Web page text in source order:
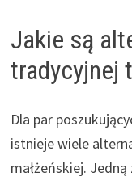
Jakie są
tradycyjnej
Dla par
istnieje wiele
małżeńskiej.